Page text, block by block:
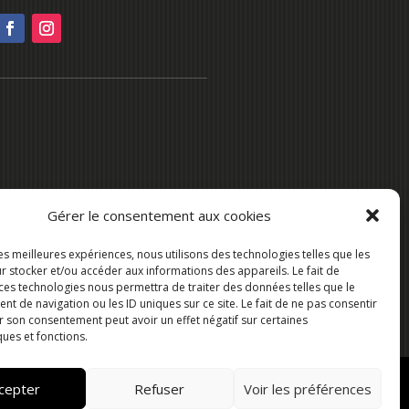
Gérer le consentement aux cookies
meilleures expériences, nous utilisons des technologies telles que les
stocker et/ou accéder aux informations des appareils. Le fait de
technologies nous permettra de traiter des données telles que le
de navigation ou les ID uniques sur ce site. Le fait de ne pas consentir
son consentement peut avoir un effet négatif sur certaines
et fonctions.
Refuser Voir les préférences